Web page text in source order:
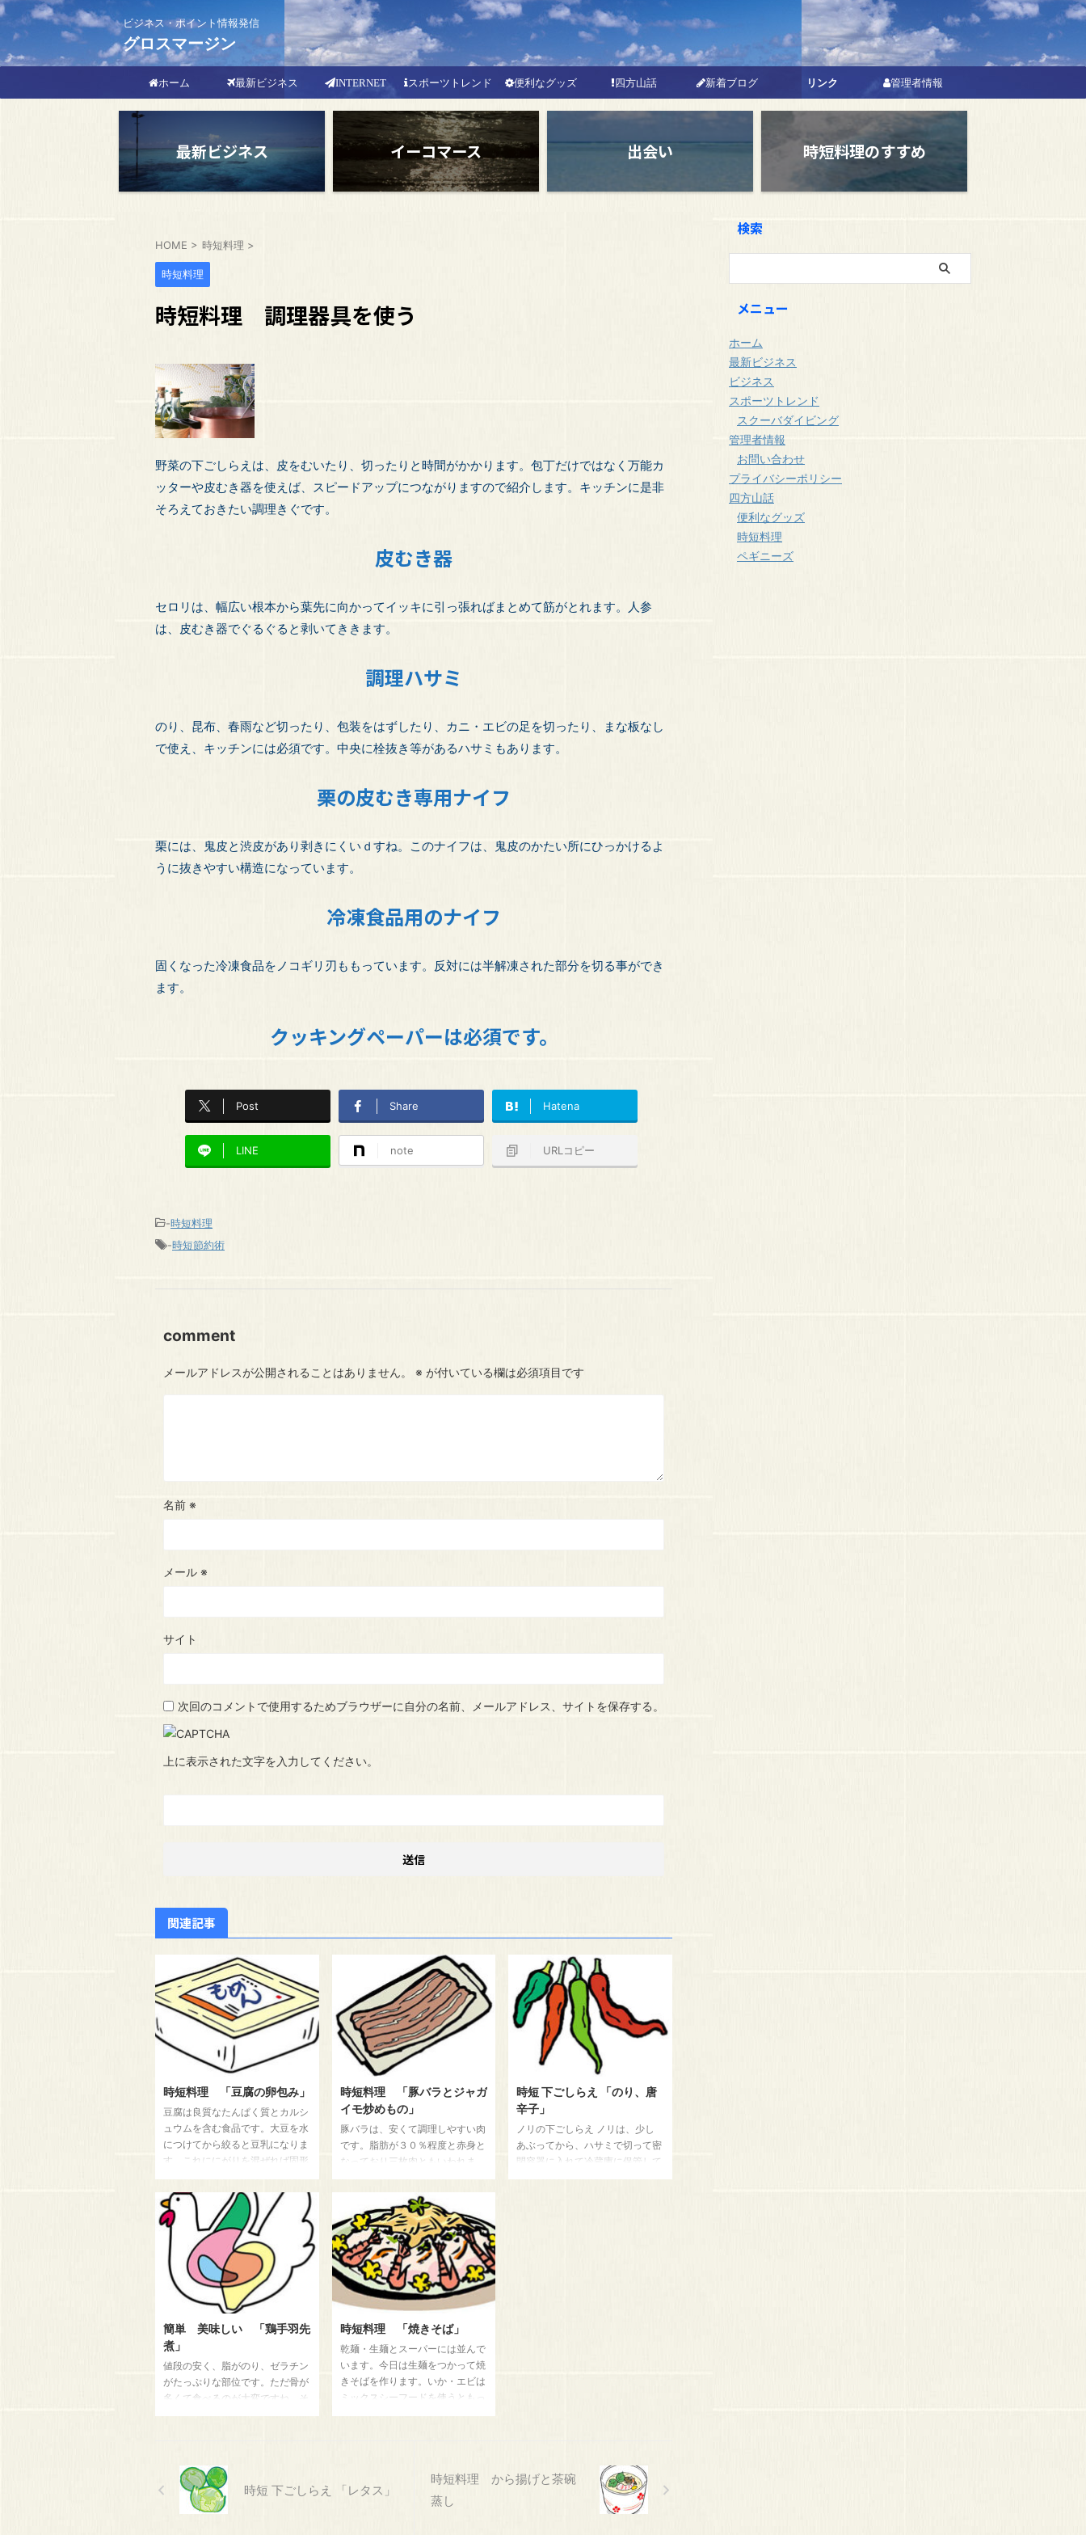
ビジネス・ポイント情報発信
グロスマージン
ホーム 最新ビジネス INTERNET スポーツトレンド 便利なグッズ 四方山話 新着ブログ リンク 管理者情報
最新ビジネス イーコマース 出会い 時短料理のすすめ
HOME > 時短料理 >
時短料理
時短料理 調理器具を使う
野菜の下ごしらえは、皮をむいたり、切ったりと時間がかかります。包丁だけではなく万能カ
ッターや皮むき器を使えば、スピードアップにつながりますので紹介します。キッチンに是非
そろえておきたい調理きぐです。
皮むき器
セロリは、幅広い根本から葉先に向かってイッキに引っ張ればまとめて筋がとれます。人参
は、皮むき器でぐるぐると剥いてききます。
調理ハサミ
のり、昆布、春雨など切ったり、包装をはずしたり、カニ・エビの足を切ったり、まな板なし
で使え、キッチンには必須です。中央に栓抜き等があるハサミもあります。
栗の皮むき専用ナイフ
栗には、鬼皮と渋皮があり剥きにくいｄすね。このナイフは、鬼皮のかたい所にひっかけるよ
うに抜きやすい構造になっています。
冷凍食品用のナイフ
固くなった冷凍食品をノコギリ刃ももっています。反対には半解凍された部分を切る事ができ
ます。
クッキングペーパーは必須です。
Post Share Hatena
LINE note URLコピー
-時短料理
-時短節約術
comment
メールアドレスが公開されることはありません。 ※ が付いている欄は必須項目です
名前 ※
メール ※
サイト
次回のコメントで使用するためブラウザーに自分の名前、メールアドレス、サイトを保存する。
上に表示された文字を入力してください。
関連記事
時短料理 「豆腐の卵包み」
豆腐は良質なたんぱく質とカルシ
ュウムを含む食品です。大豆を水
につけてから絞ると豆乳になりま
す。これににがりを混ぜれば固形
に豆腐のもとで並んでいますね。
豆腐と卵を合わせれば理想な料理
になります。子供へは大変人気で
す紹介します。 材料 （４人
前） 木綿豆腐 ２丁 青ネギ １
本 卵 ２個 麺つゆ カップ 1/
３カップ 砂糖 大さじ１杯 醤
油 少々 サラダ油 少々 レシピ
豆腐を乾いたペーパータオルで水
をとり、１センチ幅に切る 青ネ
ギは斜め切り 卵をボールに割っ
て入れ、よくときほどす ...
時短料理 「豚バラとジャガ
イモ炒めもの」
豚バラは、安くて調理しやすい肉
です。脂肪が３０％程度と赤身と
なっており三枚肉ともいわれま
す。すこし時間が経つと臭みがで
るので早く使用しましょう。こっ
てりとした味ですので幅ひろく使
えます。料理には余分な脂肪を除
き、柔らかくするのには、茹でた
り、蒸したりして使います。今回
は、子供にも食べやすい中華風の
炒めものを紹介します。 材料
（４人前） 薄切り豚バラ 200g
ジャガイモ 400g 白ネギ 2/3本
生姜 一片 味付け 醤油 大さじ
２杯 酒 大さじ ２杯 スープ
大さじ ２杯 塩 小さじ 2/3杯
胡椒 ...
時短 下ごしらえ 「のり、唐
辛子」
ノリの下ごしらえ ノリは、少し
あぶってから、ハサミで切って密
閉容器に入れて冷蔵庫に保管して
ください。そば・うどんを作った
簡単 美味しい 「鶏手羽先
煮」
値段の安く、脂がのり、ゼラチン
がたっぷりな部位です。ただ骨が
多くて食べるのが大変ですね。そ
こで柔らかく手羽先を煮て、野菜
鶏手羽先 12本 揚げ油 適量 下
味 醤油 大さじ ２杯 お酒 大
さじ 1杯 胡椒 少々 煮汁 煮だし
汁 大さじ ３杯 醤油 大さ
時短料理 「焼きそば」
乾麺・生麺とスーパーには並んで
います。今日は生麺をつかって焼
きそばを作ります。いか・エビは
ミックスシーフードを使うともっ
と時短にはなりますが、今回は、
４個 イカ 150g タケノコ（缶
詰） 生シイタケ ４枚 人参
時短 下ごしらえ 「レタス」
時短料理 から揚げと茶碗
蒸し
検索
メニュー
ホーム
最新ビジネス
ビジネス
スポーツトレンド
スクーバダイビング
管理者情報
お問い合わせ
プライバシーポリシー
四方山話
便利なグッズ
時短料理
ペギニーズ